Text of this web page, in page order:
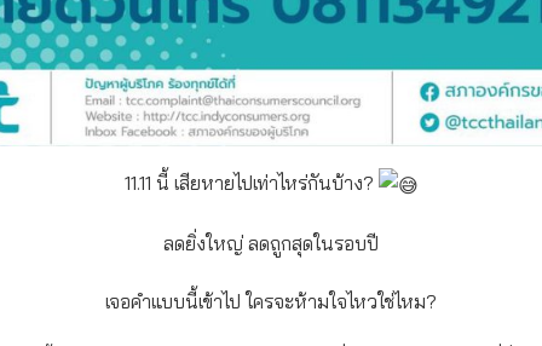
11.11 นี้ เสียหายไปเท่าไหร่กันบ้าง?
ลดยิ่งใหญ่ ลดถูกสุดในรอบปี
เจอคำแบบนี้เข้าไป ใครจะห้ามใจไหวใช่ไหม?